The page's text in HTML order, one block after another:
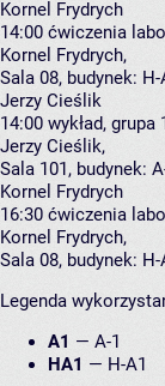
Kornel Frydrych
14:00 ćwiczenia
Kornel Frydrych,
Sala 08, budynek: H-
Jerzy Cieślik
14:00 wykład, grupa
Jerzy Cieślik,
Sala 101, budynek:
Kornel Frydrych
16:30 ćwiczenia
Kornel Frydrych,
Sala 08, budynek: H-
Legenda
A1 — A-1
HA1 — H-A1